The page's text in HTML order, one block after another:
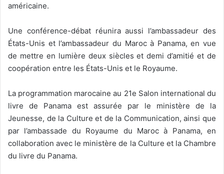
américaine.
Une conférence-débat réunira aussi l’ambassadeur des
États-Unis et l’ambassadeur du Maroc à Panama, en vue
de mettre en lumière deux siècles et demi d’amitié et de
coopération entre les États-Unis et le Royaume.
La programmation marocaine au 21e Salon international du
livre de Panama est assurée par le ministère de la
Jeunesse, de la Culture et de la Communication, ainsi que
par l’ambassade du Royaume du Maroc à Panama, en
collaboration avec le ministère de la Culture et la Chambre
du livre du Panama.